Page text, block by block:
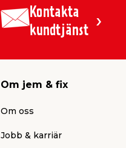
Kontakta
kundtjänst
Om jem & fix
Om oss
Jobb & karriär